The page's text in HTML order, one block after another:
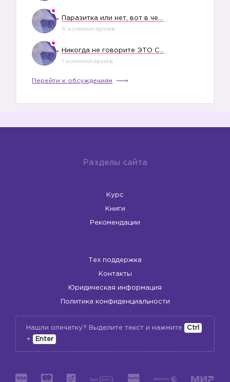
❗️
❗️
6 комментариев
1 комментариев
Перейти к обсуждениям
Разделы сайта
Курс
Книги
Рекомендации
Тех поддержка
Контакты
Юридическая информация
Политика конфиденциальности
Нашли опечатку? Выделите текст и нажмите
Ctrl
+
Enter